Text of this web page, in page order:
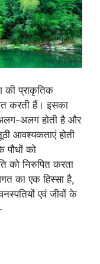
की प्राकृतिक
करती हैं। इसका
अलग होती है और
आवश्यकताएं होती
पौधों को
को निरुपित करता
का एक हिस्सा है,
एवं जीवों के